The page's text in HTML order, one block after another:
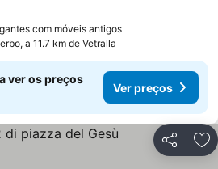
com móveis antigos
a 11.7 km de Vetralla
ver os preços
Ver preços
Partilhar